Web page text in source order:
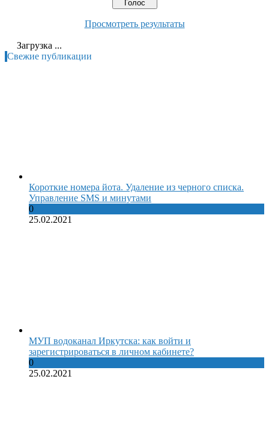
Просмотреть результаты
Загрузка ...
Свежие публикации
Короткие номера йота. Удаление из черного списка.
Управление SMS и минутами
0
25.02.2021
МУП водоканал Иркутска: как войти и
зарегистрироваться в личном кабинете?
0
25.02.2021